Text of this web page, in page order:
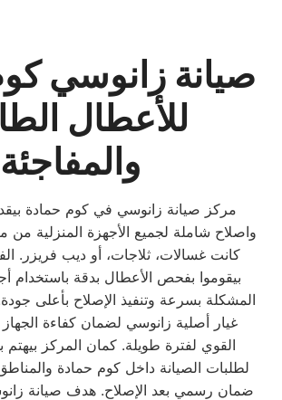
صيانة زانوسي
للأعطال
والمفاجئة
مركز صيانة زانوسي في كوم حمادة
واصلاح شاملة لجميع الأجهزة المنزلية من
كانت غسالات، ثلاجات، أو ديب فريزر.
بيقوموا بفحص الأعطال بدقة باستخدام
المشكلة بسرعة وتنفيذ الإصلاح بأعلى
غيار أصلية زانوسي لضمان كفاءة الجهاز
القوي لفترة طويلة. كمان المركز بيهتم
لطلبات الصيانة داخل كوم حمادة
ضمان رسمي بعد الإصلاح. هدف صيانة